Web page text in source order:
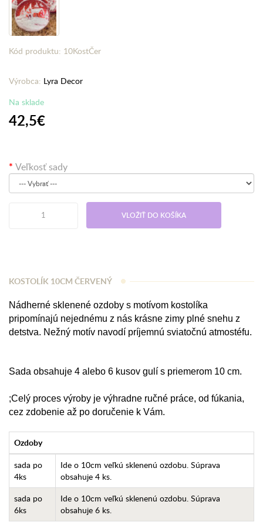
Kód produktu: 10KostČer
Výrobca: Lyra Decor
Na sklade
42,5€
Veľkosť sady
VLOŽIŤ DO KOŠÍKA
KOSTOLÍK 10CM ČERVENÝ
Nádherné sklenené ozdoby s motívom kostolíka
pripomínajú nejednému z nás krásne zimy plné snehu z
detstva. Nežný motív navodí príjemnú sviatočnú atmostéfu.
Sada obsahuje 4 alebo 6 kusov gulí s priemerom 10 cm.
;Celý proces výroby je výhradne ručné práce, od fúkania,
cez zdobenie až po doručenie k Vám.
Ozdoby
sada po
4ks
Ide o 10cm veľkú sklenenú ozdobu. Súprava
obsahuje 4 ks.
sada po
6ks
Ide o 10cm veľkú sklenenú ozdobu. Súprava
obsahuje 6 ks.